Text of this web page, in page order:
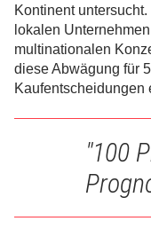
Kontinent
lokalen
multinationalen
diese Abwägung für
Kaufentscheidungen
"100